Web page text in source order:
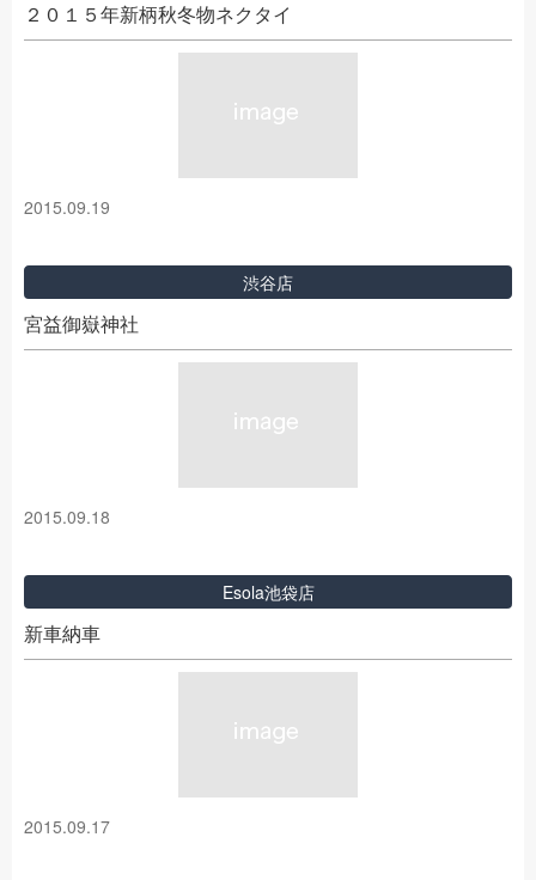
２０１５年新柄秋冬物ネクタイ
2015.09.19
渋谷店
宮益御嶽神社
2015.09.18
Esola池袋店
新車納車
2015.09.17